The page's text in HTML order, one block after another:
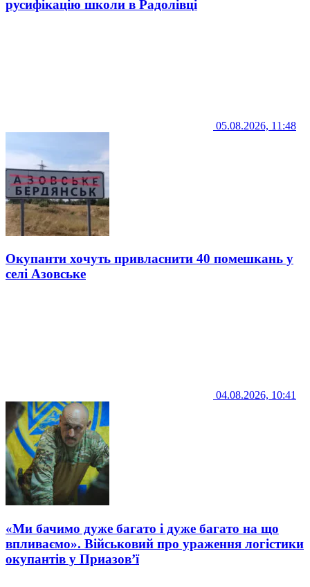
русифікацію школи в Радолівці
05.08.2026, 11:48
Окупанти хочуть привласнити 40 помешкань у
селі Азовське
04.08.2026, 10:41
«Ми бачимо дуже багато і дуже багато на що
впливаємо». Військовий про ураження логістики
окупантів у Приазов’ї